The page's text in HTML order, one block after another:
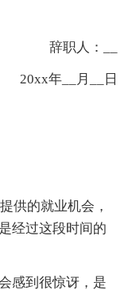
辞职人：__
20xx年__月__日
供的就业机会，
经过这段时间的
感到很惊讶，是